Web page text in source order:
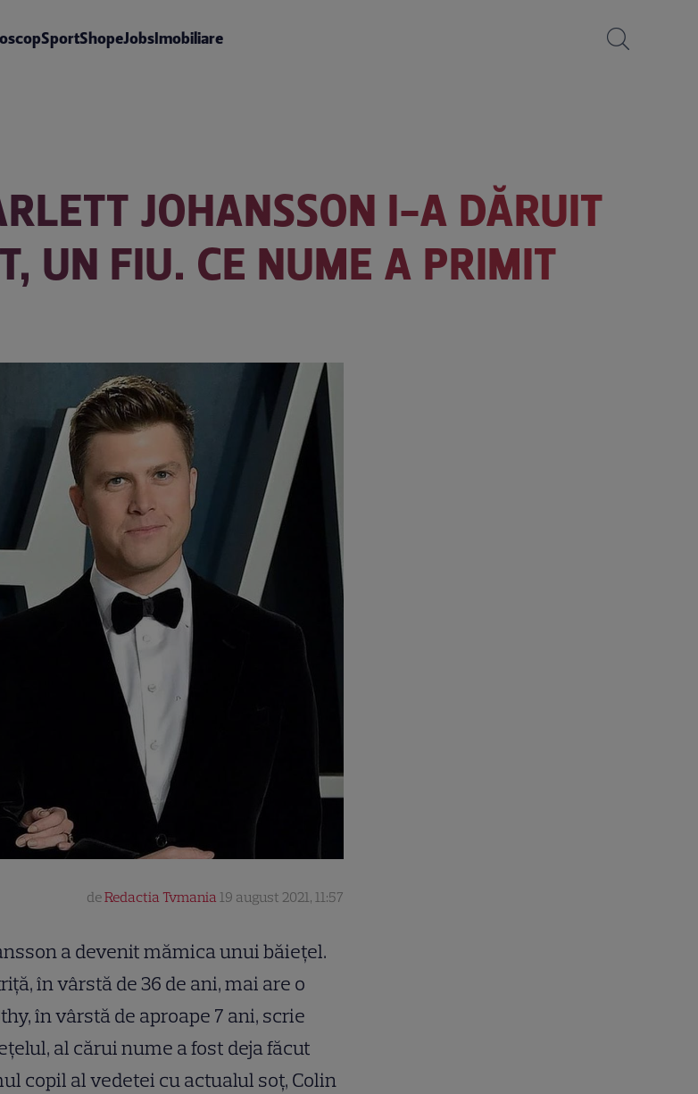
SportShopeJobsImobiliare
JOHANSSON I-A DĂRUIT
UN FIU. CE NUME A PRIMIT
deRedactia Tvmania 19 august 2021, 11:57
a devenit mămica unui băiețel.
în vârstă de 36 de ani, mai are o
în vârstă de aproape 7 ani, scrie
al cărui nume a fost deja făcut
copil al vedetei cu actualul soț, Colin